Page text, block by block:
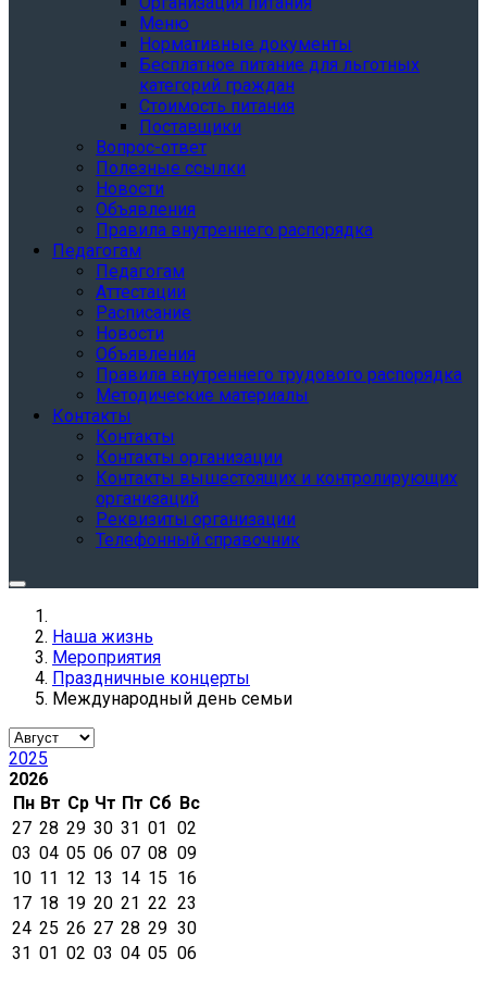
Меню
Нормативные документы
Бесплатное питание для льготных
категорий граждан
Стоимость питания
Поставщики
Вопрос-ответ
Полезные ссылки
Новости
Объявления
Правила внутреннего распорядка
Педагогам
Педагогам
Аттестации
Расписание
Новости
Объявления
Правила внутреннего трудового распорядка
Методические материалы
Контакты
Контакты
Контакты организации
Контакты вышестоящих и контролирующих
организаций
Реквизиты организации
Телефонный справочник
Наша жизнь
Мероприятия
Праздничные концерты
Международный день семьи
2025
2026
Пн Вт Ср Чт Пт Сб Вс
27 28 29 30 31 01 02
03 04 05 06 07 08 09
10 11 12 13 14 15 16
17 18 19 20 21 22 23
24 25 26 27 28 29 30
31 01 02 03 04 05 06